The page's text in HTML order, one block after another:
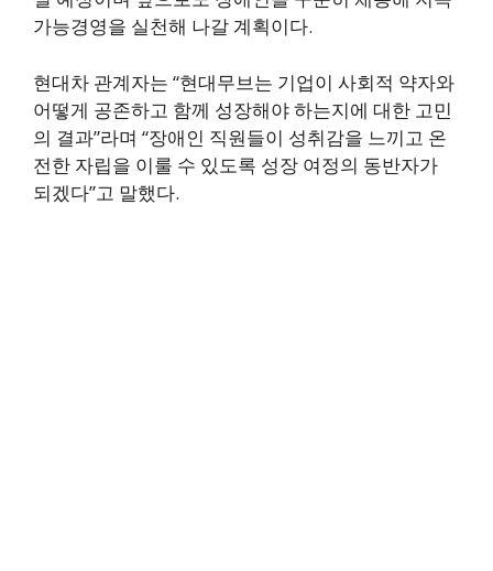
가능경영을 실천해 나갈 계획이다.
현대차 관계자는 “현대무브는 기업이 사회적 약자와
어떻게 공존하고 함께 성장해야 하는지에 대한 고민
의 결과”라며 “장애인 직원들이 성취감을 느끼고 온
전한 자립을 이룰 수 있도록 성장 여정의 동반자가
되겠다”고 말했다.